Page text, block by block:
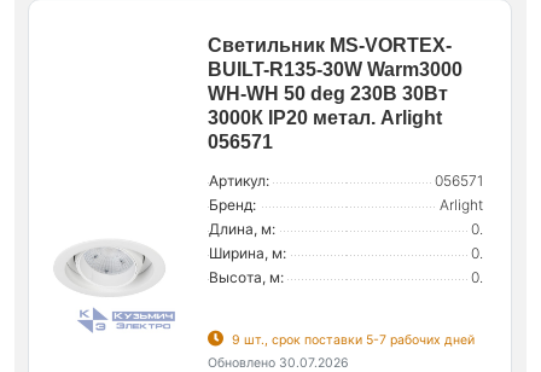
Светильник MS-VORTEX-
BUILT-R135-30W Warm3000
WH-WH 50 deg 230В 30Вт
3000К IP20 метал. Arlight
056571
Артикул:
056571
Бренд:
Arlight
Длина, м:
0.
Ширина, м:
0.
Высота, м:
0.
9 шт., срок поставки 5-7 рабочих дней
Обновлено 30.07.2026